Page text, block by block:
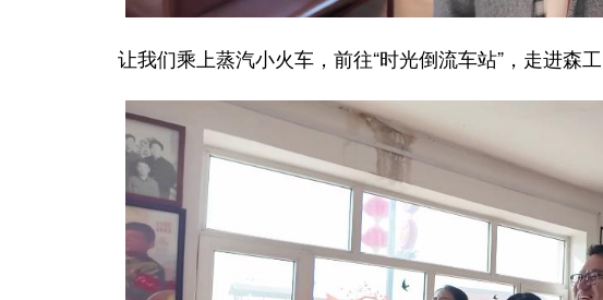
让我们乘上蒸汽小火车，前往“时光倒流车站”，走进森工